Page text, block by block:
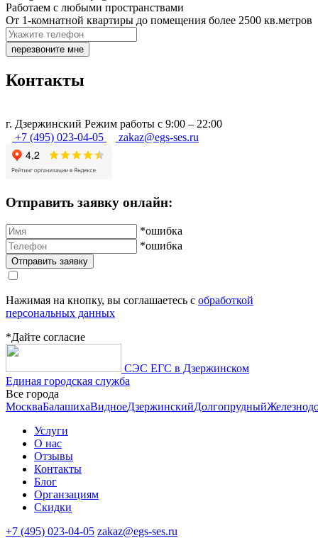
Работаем с любыми пространствами
От 1-комнатной квартиры до помещения более 2500 кв.метров
перезвоните мне
Контакты
г. Дзержинский Режим работы с 9:00 – 22:00
+7 (495) 023-04-05
zakaz@egs-ses.ru
Отправить заявку онлайн:
*ошибка
*ошибка
Нажимая на кнопку, вы соглашаетесь с обработкой
персональных данных
*Дайте согласие
СЭС ЕГС в Дзержинском
Единая городская служба
Все города
МоскваБалашихаВидноеДзержинскийДолгопрудный
Услуги
О нас
Отзывы
Контакты
Блог
Органзациям
Скидки
+7 (495) 023-04-05 zakaz@egs-ses.ru